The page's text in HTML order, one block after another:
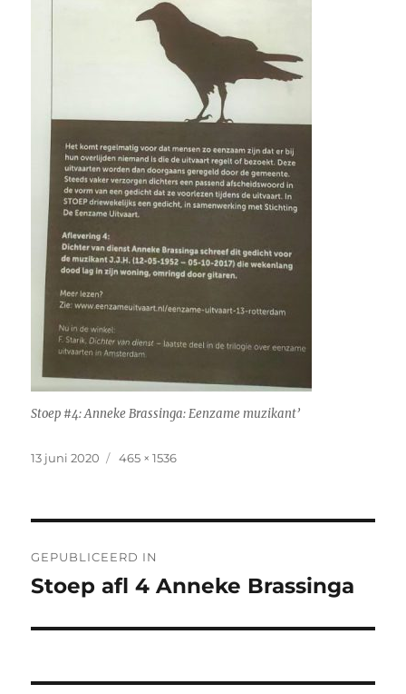
Stoep #4: Anneke Brassinga: Eenzame muzikant’
Geplaatst
13 juni 2020
Volledige
465 × 1536
navigatie
GEPUBLICEERD IN
Stoep afl 4 Anneke Brassinga